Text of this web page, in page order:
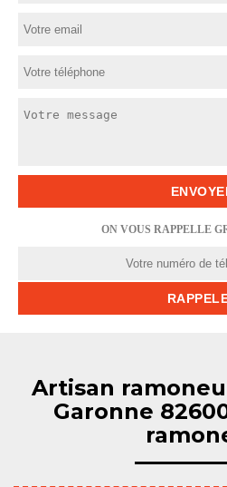
ON VOUS RAPPELLE
Artisan
Garonne